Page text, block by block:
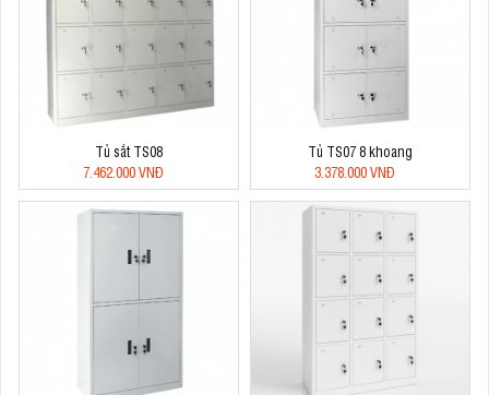
Tủ sắt TS08
7.462.000 VNĐ
Tủ TS07 8 khoang
3.378.000 VNĐ